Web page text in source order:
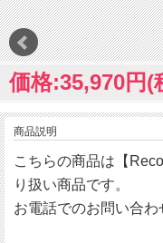
価格:35,970円(
商品説明
こちらの商品は【
り扱い商品です。
お電話でのお問い合わ